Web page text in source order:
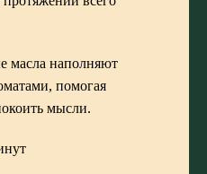
масла наполняют
помогая
мысли.